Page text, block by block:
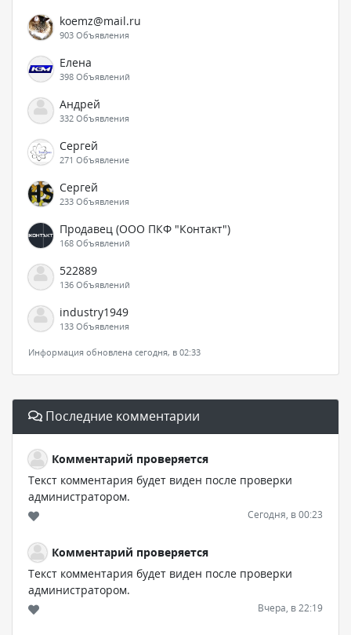
koemz@mail.ru
903 Объявления
Елена
398 Объявлений
Андрей
332 Объявления
Сергей
271 Объявление
Сергей
233 Объявления
Продавец (ООО ПКФ "Контакт")
168 Объявлений
522889
136 Объявлений
industry1949
133 Объявления
Информация обновлена сегодня, в 02:33
Последние комментарии
Комментарий проверяется
Текст комментария будет виден после проверки
администратором.
Сегодня, в 00:23
Комментарий проверяется
Текст комментария будет виден после проверки
администратором.
Вчера, в 22:19